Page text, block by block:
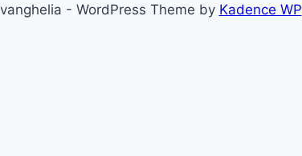
- WordPress Theme by Kadence WP